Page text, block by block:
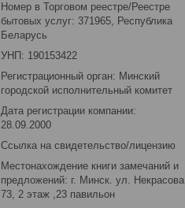
Номер в Торговом реестре/Реестре
бытовых услуг: 371965, Республика
Беларусь
УНП: 190153422
Регистрационный орган: Минский
городской исполнительный комитет
Дата регистрации компании:
28.09.2000
Ссылка на свидетельство/лицензию
Местонахождение книги замечаний и
предложений: г. Минск. ул. Некрасова
73, 2 этаж ,23 павильон